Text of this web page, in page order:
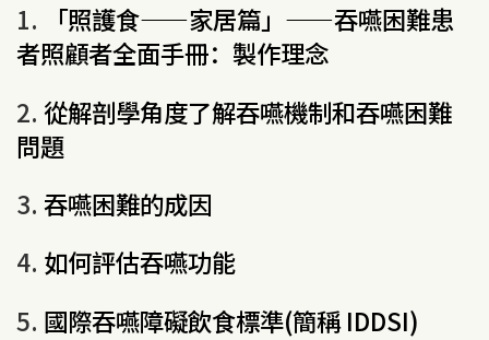
1.
「照護食——家居篇」——吞嚥困難患
者照顧者全面手冊：製作理念
2. 從解剖學角度了解吞嚥機制和吞嚥困難
問題
3. 吞嚥困難的成因
4. 如何評估吞嚥功能
5. 國際吞嚥障礙飲食標準(簡稱 IDDSI)